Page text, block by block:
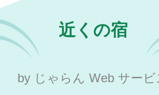
近くの宿
by じゃらん Web サービ